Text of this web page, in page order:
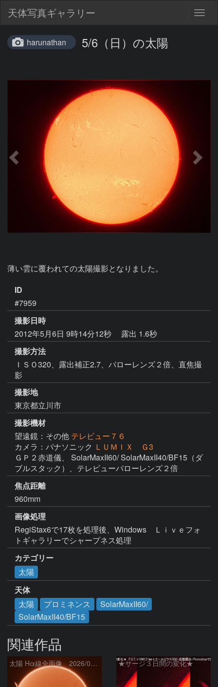
天体写真ギャラリー
harunathan 5/6（日）の太陽
薄い雲に覆われての太陽撮影となりました。
ID
#7959
撮影日時
2012年5月6日 9時14分12秒
露出 1.6秒
撮影方法
ＩＳＯ320、露出補正2.7、バローレンズ２倍、直焦撮
影
撮影地
東京都立川市
撮影機材
望遠鏡：その他 テレビュー７６
カメラ：パナソニック ＬＵＭＩＸ Ｇ3
ＧＰ２赤道儀、 SolarMaxII60/ SolarMaxII40/BF15（ダ
ブルスタック）、テレビューバローレンズ２倍
焦点距離
960mm
画像処理
RegiStax6で17枚を処理後、Windows　Ｌｉｖｅフォ
トギャラリーでシャープネス処理
カテゴリー
太陽
天体
太陽
プロミネンス
SolarMaxII60/
SolarMaxII40/BF15
関連作品
太陽 Hα線全面像 2026/08/07 ★サージ３日間の変化★